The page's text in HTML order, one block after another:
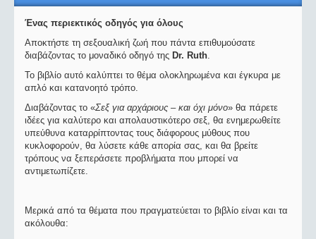
Ένας περιεκτικός οδηγός για όλους
Αποκτήστε τη σεξουαλική ζωή που πάντα επιθυμούσατε
διαβάζοντας το μοναδικό οδηγό της Dr. Ruth.
Το βιβλίο αυτό καλύπτει το θέμα ολοκληρωμένα και έγκυρα με
απλό και κατανοητό τρόπο.
Διαβάζοντας το «Σεξ για αρχάριους – και όχι μόνο» θα πάρετε
ιδέες για καλύτερο και απολαυστικότερο σεξ, θα ενημερωθείτε
υπεύθυνα καταρρίπτοντας τους διάφορους μύθους που
κυκλοφορούν, θα λύσετε κάθε απορία σας, και θα βρείτε
τρόπους να ξεπεράσετε προβλήματα που μπορεί να
αντιμετωπίζετε.
Μερικά από τα θέματα που πραγματεύεται το βιβλίο είναι και τα
ακόλουθα: